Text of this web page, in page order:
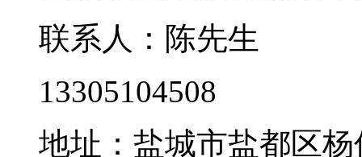
联系人：陈先生
13305104508
地址：盐城市盐都区